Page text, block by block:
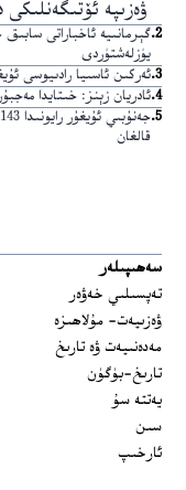
ۋەزىپە ئۆتىگەنلىكى
2
.گېرمانىيە ئاخباراتى
يۈزلەشتۈردى
3
.ئەركىن ئاسىيا رادىيوسى ئۇيغۇرچە
4
.ئادريان زېنز: خىتايدا
5
.
قالغان
سەھىپىلەر
تەپسىلىي خەۋەر
ۋەزىيەت- مۇلاھىزە
مەدەنىيەت ۋە تارىخ
تارىخ-بۈگۈن
يەتتە سۇ
سىن
ئارخىپ